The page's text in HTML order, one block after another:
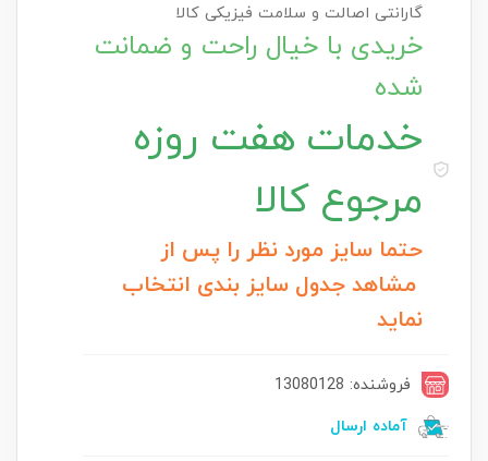
گارانتی اصالت و سلامت فیزیکی کالا
خریدی با خیال راحت و ضمانت
شده
خدمات هفت روزه
مرجوع کالا
حتما سایز مورد نظر را پس از
مشاهد جدول سایز بندی انتخاب
نماید
فروشنده: 13080128
آماده ارسال